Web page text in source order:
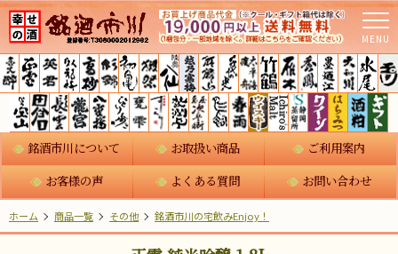
MENU
銘酒市川について お取扱い商品
ご利用案内
お客様の声
よくある質問 お問い合わせ
ホーム 商品一覧 その他 銘酒市川の宅飲みEnjoy！